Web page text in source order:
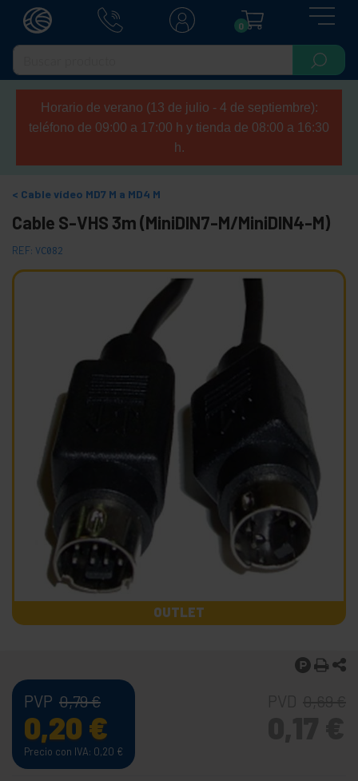
0
Horario de verano (13 de julio - 4 de septiembre):
teléfono de 09:00 a 17:00 h y tienda de 08:00 a 16:30
h.
Cable vídeo MD7 M a MD4 M
Cable S-VHS 3m (MiniDIN7-M/MiniDIN4-M)
REF: VC082
OUTLET
PVP 0,79€
0,20 €
Precio con IVA: 0,20 €